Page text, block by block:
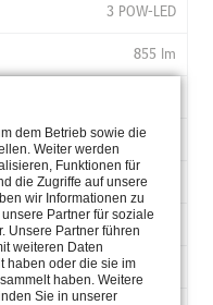
3 POW-LED
855 lm
total 9 W
CC 700 mA
30° medium
UW, 2x1,5 qmm
dem Betrieb sowie die
Weiter werden
Funktionen für
die Zugriffe auf unsere
wir Informationen zu
Partner für soziale
Unsere Partner führen
weiteren Daten
haben oder die sie im
haben. Weitere
Sie in unserer